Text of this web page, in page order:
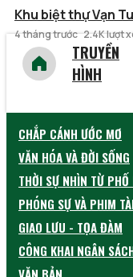
Khu biệt thự Vạn
4 tháng trước 2.4K lượt
TRUYỀN
HÌNH
CHẮP CÁNH ƯỚC MƠ
VĂN HÓA VÀ ĐỜI SỐNG
THỜI SỰ NHÌN TỪ PHỐ
PHÓNG SỰ VÀ PHIM
GIAO LƯU - TỌA ĐÀM
CÔNG KHAI NGÂN